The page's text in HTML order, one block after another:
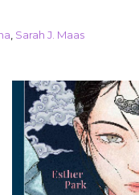
, Sarah J. Maas